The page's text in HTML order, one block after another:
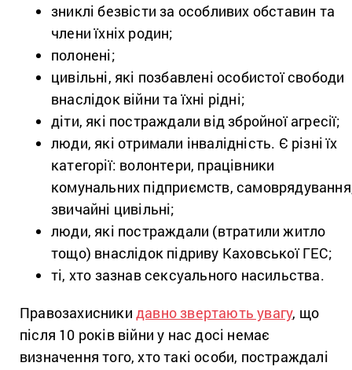
зниклі безвісти за особливих обставин та
члени їхніх родин;
полонені;
цивільні, які позбавлені особистої свободи
внаслідок війни та їхні рідні;
діти, які постраждали від збройної агресії;
люди, які отримали інвалідність. Є різні їх
категорії: волонтери, працівники
комунальних підприємств,
звичайні цивільні;
люди, які постраждали (втратили житло
тощо) внаслідок підриву Каховської ГЕС;
ті, хто зазнав сексуального насильства.
Правозахисники давно звертають увагу, що
після 10 років війни у нас досі немає
визначення того, хто такі особи, постраждалі